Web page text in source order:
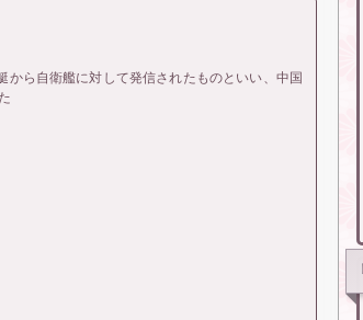
ら自衛艦に対して発信されたものといい、中国